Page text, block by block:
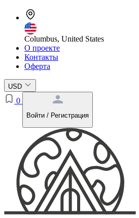
Columbus, United States
О проекте
Контакты
Оферта
USD
0
Войти / Регистрация